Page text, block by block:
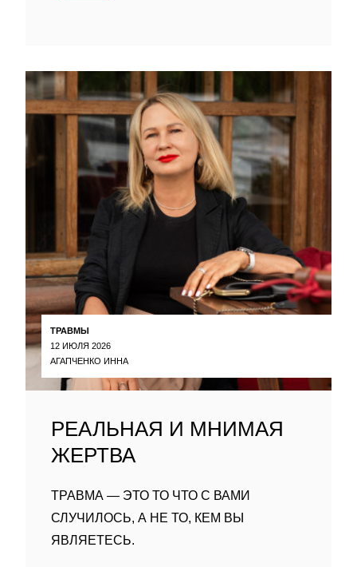
ТРАВМЫ
12 ИЮЛЯ 2026
АГАПЧЕНКО ИННА
РЕАЛЬНАЯ И МНИМАЯ
ЖЕРТВА
ТРАВМА — ЭТО ТО ЧТО С ВАМИ
СЛУЧИЛОСЬ, А НЕ ТО, КЕМ ВЫ
ЯВЛЯЕТЕСЬ.